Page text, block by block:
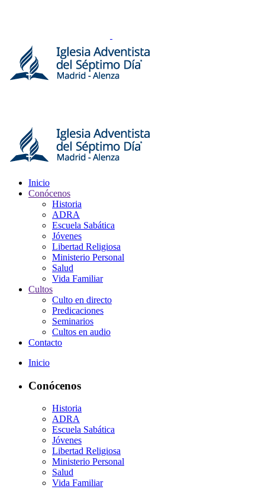
Inicio
Conócenos
Historia
ADRA
Escuela Sabática
Jóvenes
Libertad Religiosa
Ministerio Personal
Salud
Vida Familiar
Cultos
Culto en directo
Predicaciones
Seminarios
Cultos en audio
Contacto
Inicio
Conócenos
Historia
ADRA
Escuela Sabática
Jóvenes
Libertad Religiosa
Ministerio Personal
Salud
Vida Familiar